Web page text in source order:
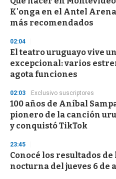
o
f
3
s
e
c
o
n
K'onga en el Antel
más recomendados
02:04
El teatro uruguayo vive
excepcional: varios
agota funciones
02:03 Exclusivo suscriptores
100 años de Aníbal
pionero de la canción
y conquistó TikTok
23:45
Conocé los resultados
nocturna del jueves 6 de